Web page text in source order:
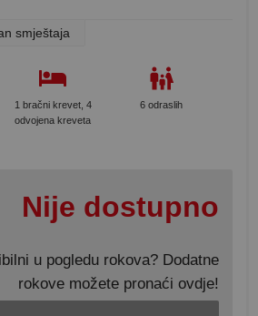
smještaja
1 bračni krevet, 4
odvojena kreveta
6 odraslih
Nije dostupno
u pogledu rokova? Dodatne
rokove možete pronaći ovdje!